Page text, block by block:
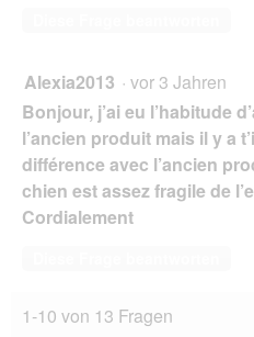
Alexia2013 · vor 3 Jahren
Bonjour, j’ai eu l’habitude
l’ancien produit mais il y a
différence avec l’ancien
chien est assez fragile de
Cordialement
1-10 von 13 Fragen